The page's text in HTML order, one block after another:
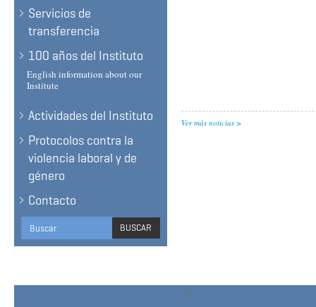
Servicios de
transferencia
100 años del Instituto
English information about our
Institute
Actividades del Instituto
Protocolos contra la
violencia laboral y de
género
Contacto
Search
form
BUSCAR
BUSCAR
Ver más noticias